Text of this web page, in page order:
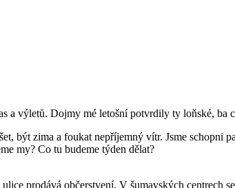
a výletů. Dojmy mé letošní potvrdily ty loňské,
být zima a foukat nepříjemný vítr. Jsme schopni
my? Co tu budeme týden dělat?
prodává občerstvení. V šumavských centrech